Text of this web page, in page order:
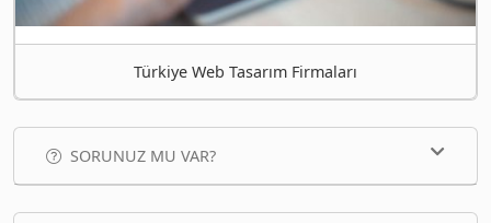
Türkiye Web Tasarım Firmaları
SORUNUZ MU VAR?